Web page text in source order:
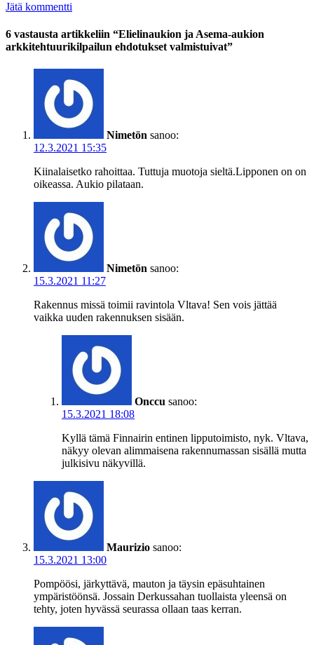
Jätä kommentti
6 vastausta artikkeliin “Elielinaukion ja Asema-aukion
arkkitehtuurikilpailun ehdotukset valmistuivat”
Nimetön sanoo:
12.3.2021 15:35
Kiinalaisetko rahoittaa. Tuttuja muotoja sieltä.Lipponen on on
oikeassa. Aukio pilataan.
Nimetön sanoo:
15.3.2021 11:27
Rakennus missä toimii ravintola Vltava! Sen vois jättää
vaikka uuden rakennuksen sisään.
Onccu sanoo:
15.3.2021 18:08
Kyllä tämä Finnairin entinen lipputoimisto, nyk. Vltava,
näkyy olevan alimmaisena rakennumassan sisällä mutta
julkisivu näkyvillä.
Maurizio sanoo:
15.3.2021 13:00
Pompöösi, järkyttävä, mauton ja täysin epäsuhtainen
ympäristöönsä. Jossain Derkussahan tuollaista yleensä on
tehty, joten hyvässä seurassa ollaan taas kerran.